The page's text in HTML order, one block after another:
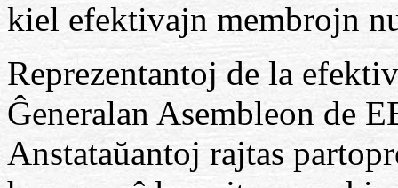
kiel efektivajn membrojn
Reprezentantoj de la
Ĝeneralan Asembleon de
Anstataŭantoj rajtas